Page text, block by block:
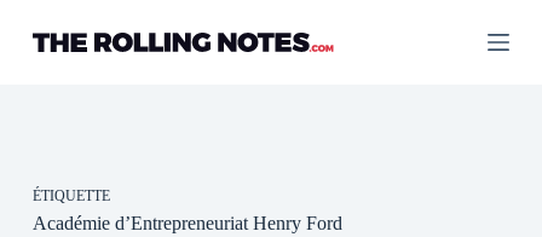
contenu
ÉTIQUETTE
Académie d’Entrepreneuriat Henry Ford